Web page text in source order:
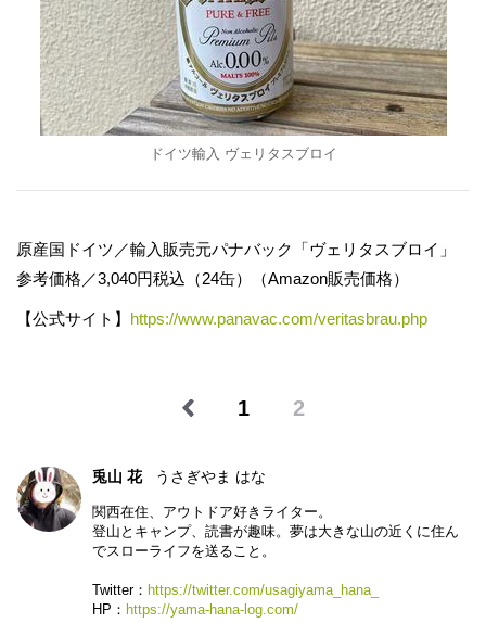
ドイツ輸入 ヴェリタスブロイ
原産国ドイツ／輸入販売元パナバック「ヴェリタスブロイ」
参考価格／3,040円税込（24缶）（Amazon販売価格）
【公式サイト】 https://www.panavac.com/veritasbrau.php
1 2
兎山 花 うさぎやま はな
関西在住、アウトドア好きライター。
登山とキャンプ、読書が趣味。夢は大きな山の近くに住ん
でスローライフを送ること。
Twitter： https://twitter.com/usagiyama_hana_
HP： https://yama-hana-log.com/